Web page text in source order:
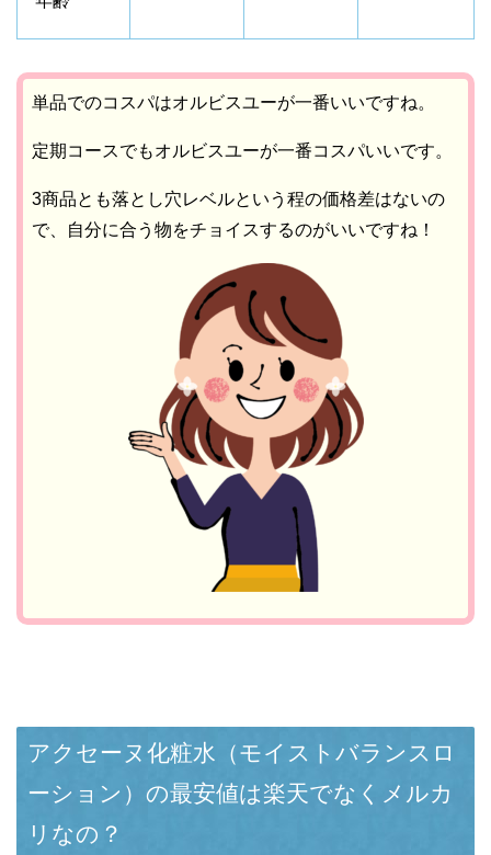
単品でのコスパはオルビスユーが一番いいですね。
定期コースでもオルビスユーが一番コスパいいです。
3商品とも落とし穴レベルという程の価格差はないの
で、自分に合う物をチョイスするのがいいですね！
アクセーヌ化粧水（モイストバランスロ
ーション）の最安値は楽天でなくメルカ
リなの？